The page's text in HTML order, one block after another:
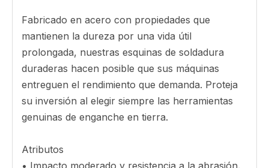
protección coherente y superior.
Las esquinas de la cubeta de soldadura de gato
están diseñadas para realizar una variedad de
aplicaciones que aumentan la versatilidad de sus
máquinas. Están diseñados para reducir el tiempo
requerido para reemplazar sus esquinas, ayudar
tiempo de inactividad manteniendo un largo
desgaste.